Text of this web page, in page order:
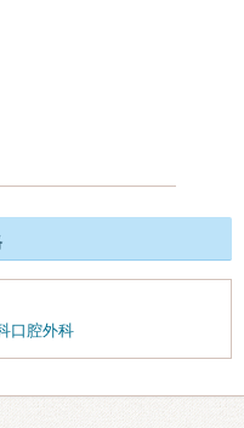
口腔外科